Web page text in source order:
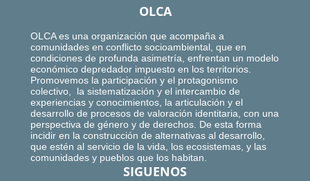
OLCA
OLCA es una organización que acompaña a
comunidades en conflicto socioambiental, que en
condiciones de profunda asimetría, enfrentan un modelo
económico depredador impuesto en los territorios.
Promovemos la participación y el protagonismo
colectivo, la sistematización y el intercambio de
experiencias y conocimientos, la articulación y el
desarrollo de procesos de valoración identitaria, con una
perspectiva de género y de derechos. De esta forma
incidir en la construcción de alternativas al desarrollo,
que estén al servicio de la vida, los ecosistemas, y las
comunidades y pueblos que los habitan.
SIGUENOS